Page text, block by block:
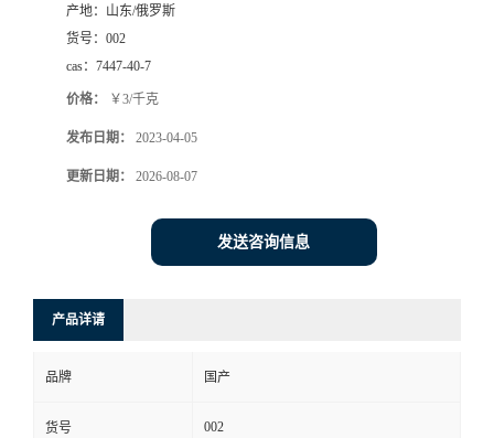
产地： 山东/俄罗斯
货号： 002
cas： 7447-40-7
价格： ￥3/千克
发布日期： 2023-04-05
更新日期： 2026-08-07
发送咨询信息
产品详请
品牌 国产
货号 002